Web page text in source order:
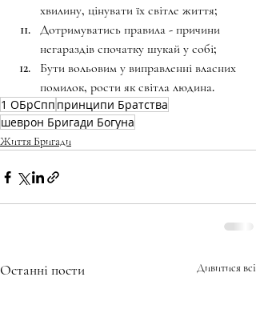
хвилину, цінувати їх світле життя;
﻿﻿﻿﻿Дотримуватись правила - причини
негараздів спочатку шукай у собі;
﻿﻿﻿﻿Бути вольовим у виправленні власних
помилок, рости як світла людина.
1 ОБрСпп принципи Братства
шеврон Бригади Богуна
Життя Бригади
Останні пости Дивитися всі